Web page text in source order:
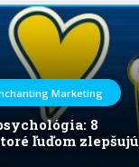
Marketing
8
ľuďom zlepšujú